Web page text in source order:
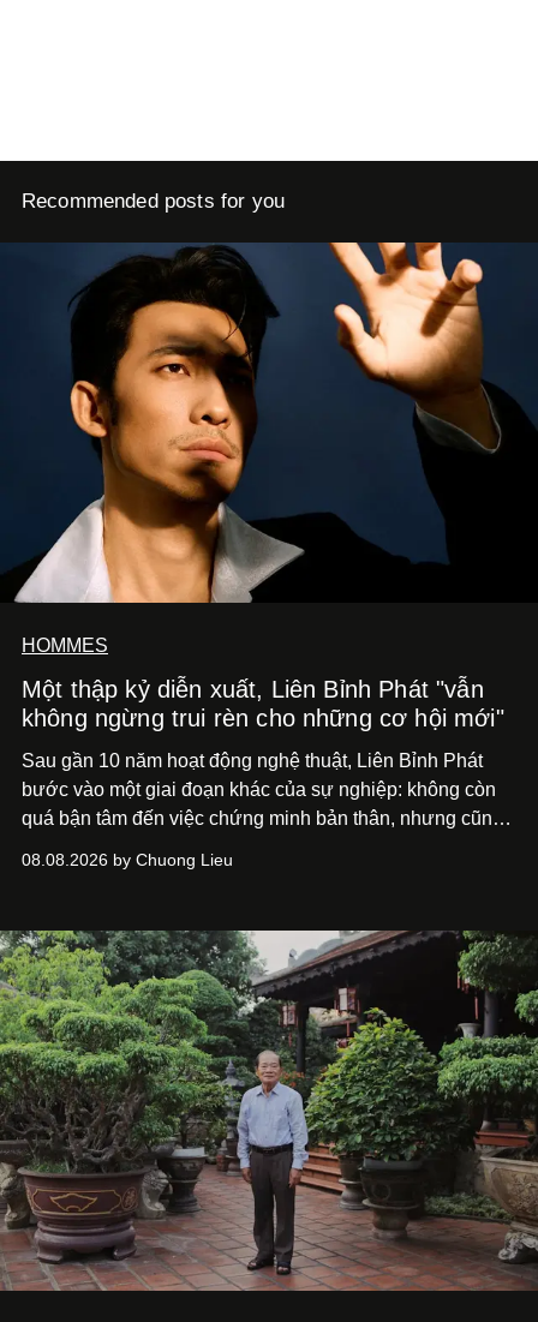
Recommended posts for you
HOMMES
Một thập kỷ diễn xuất, Liên Bỉnh Phát "vẫn
không ngừng trui rèn cho những cơ hội mới"
Sau gần 10 năm hoạt động nghệ thuật, Liên Bỉnh Phát
bước vào một giai đoạn khác của sự nghiệp: không còn
quá bận tâm đến việc chứng minh bản thân, nhưng cũng
phim điện ảnh trong nửa đầu 2026 đến hành trình trở lại
bằng một tâm thế điềm tĩnh hơn. Anh tiếp tục học hỏi, trau
dồi và chờ đợi những vai diễn đủ sức đưa mình đến
những vùng đất mới. Ở tuổi ngoài 30, điều anh theo đuổi
không phải những đích đến quá lớn, mà là khả năng luôn
tiến về phía trước.
08.08.2026 by Chuong Lieu